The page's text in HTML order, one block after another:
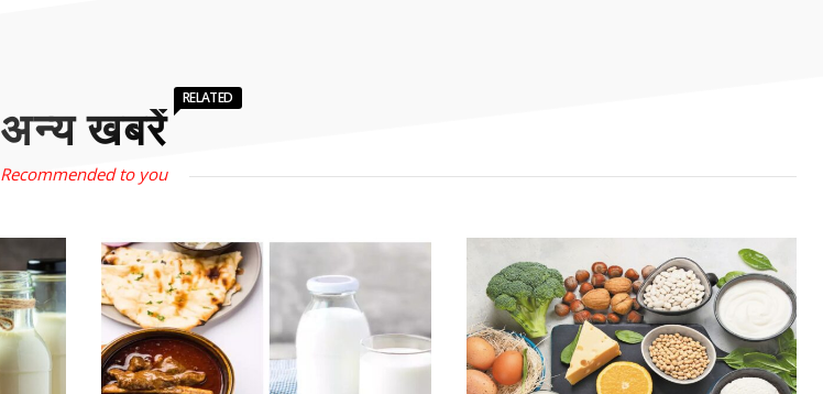
अन्य खबरें
RELATED
Recommended to you